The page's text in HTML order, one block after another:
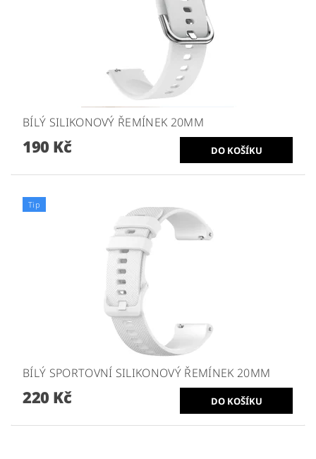
BÍLÝ SILIKONOVÝ ŘEMÍNEK 20MM
190 Kč
Tip
BÍLÝ SPORTOVNÍ SILIKONOVÝ ŘEMÍNEK 20MM
220 Kč